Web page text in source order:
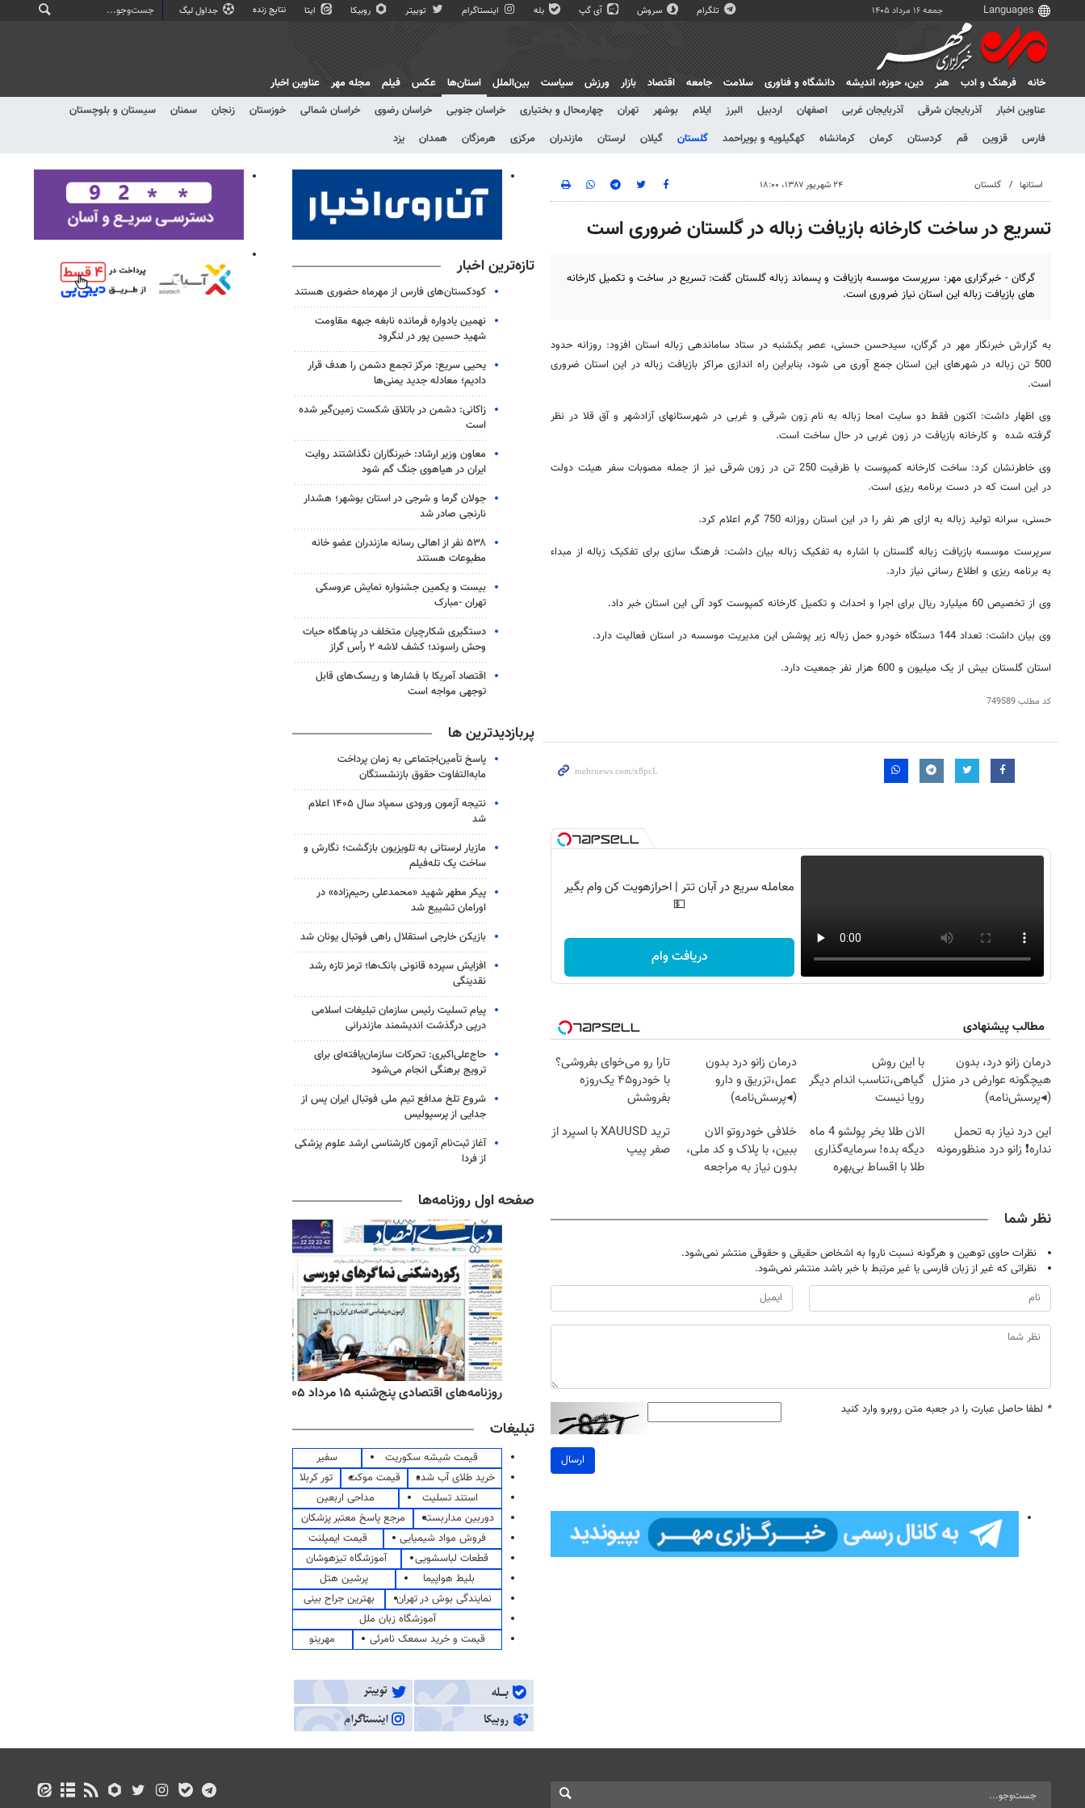
جمعه ۱۶ مرداد ۱۴۰۵ تلگرام سروش آی گپ بله اینستاگرام توییتر روبیکا ایتا نتایج زنده جداول لیگ
خانه فرهنگ و ادب هنر دين، حوزه، انديشه دانشگاه و فناوری سلامت جامعه اقتصاد بازار ورزش سیاست بین‌الملل
استان‌ها
عناوین اخبار
آذربایجان شرقی آذربایجان غربی اصفهان اردبیل البرز ایلام بوشهر تهران چهارمحال و بختیاری خراسان جنوبی خراسان رضوی خراسان شمالی خوزستان زنجان سمنان
سیستان و بلوچستان
فارس
قزوین قم کردستان کرمان کرمانشاه کهگیلویه و بویراحمد گلستان گیلان لرستان مازندران مرکزی هرمزگان همدان یزد
عکس فیلم مجله مهر عناوین اخبار
استانها گلستان ۲۴ شهریور ۱۳۸۷، ۱۸:۰۰
تسریع در ساخت کارخانه بازیافت زباله در گلستان ضروری است
گرگان - خبرگزاری مهر: سرپرست موسسه بازیافت و پسماند زباله گلستان گفت: تسریع در ساخت و تکمیل کارخانه
های بازیافت زباله این استان نیاز ضروری است.
به گزارش خبرنگار مهر در گرگان، سیدحسن حسنی، عصر یکشنبه در ستاد ساماندهی زباله استان افزود: روزانه حدود
500 تن زباله در شهرهای این استان جمع آوری می شود، بنابراین راه اندازی مراکز بازیافت زباله در این استان ضروری
است.
وی اظهار داشت: اکنون فقط دو سایت امحا زباله به نام زون شرقی و غربی در شهرستانهای آزادشهر و آق قلا در نظر
گرفته شده و کارخانه بازیافت در زون غربی در حال ساخت است.
‌وی خاطرنشان کرد: ساخت کارخانه کمپوست با ظرفیت 250 تن در زون شرقی نیز از جمله مصوبات سفر هیئت دولت
در این است که در دست برنامه ریزی است.
حسنی، سرانه تولید زباله به ازای هر نفر را در این استان روزانه 750 گرم اعلام کرد.
سرپرست موسسه بازیافت زباله گلستان با اشاره به تفکیک زباله بیان داشت: فرهنگ سازی برای تفکیک زباله از مبداء
به برنامه ریزی و اطلاع رسانی نیاز دارد.
وی از تخصیص 60 میلیارد ریال برای اجرا و احداث و تکمیل کارخانه کمپوست کود آلی این استان خبر داد.
وی بیان داشت: تعداد 144 دستگاه خودرو حمل زباله زیر پوشش این مدیریت موسسه در استان فعالیت دارد.
‌استان گلستان بیش از یک میلیون و 600 هزار نفر جمعیت دارد.
کد مطلب749589
معامله سریع در آبان تتر | احرازهویت کن وام بگیر
💵
دریافت وام
مطالب پیشنهادی
درمان زانو درد، بدون
هیچگونه عوارض در منزل
(◂پرسش‌نامه)
با این روش
گیاهی،تناسب اندام دیگر
رویا نیست
درمان زانو درد بدون
عمل،تزریق و دارو
(◂پرسش‌نامه)
تارا رو می‌خوای بفروشی؟
با خودرو۴۵ یک‌روزه
بفروشش
این درد نیاز به تحمل
نداره❗ زانو درد منظورمونه
الان طلا بخر پولشو 4 ماه
دیگه بده! سرمایه‌گذاری
طلا با اقساط بی‌بهره
خلافی خودروتو الان
ببین، با پلاک و کد ملی،
بدون نیاز به مراجعه
ترید XAUUSD با اسپرد از
صفر پیپ
نظر شما
نظرات حاوی توهین و هرگونه نسبت ناروا به اشخاص حقیقی و حقوقی منتشر نمی‌شود.
نظراتی که غیر از زبان فارسی یا غیر مرتبط با خبر باشد منتشر نمی‌شود.
* لطفا حاصل عبارت را در جعبه متن روبرو وارد کنید
ارسال
تازه‌ترین اخبار
کودکستان‌های فارس از مهرماه حضوری هستند
نهمین یادواره فرمانده نابغه جبهه مقاومت
شهید حسین پور در لنگرود
یحیی سریع: مرکز تجمع دشمن را هدف قرار
دادیم؛ معادله جدید یمنی‌ها
زاکانی: دشمن در باتلاق شکست زمین‌گیر شده
است
معاون وزیر ارشاد: خبرنگاران نگذاشتند روایت
ایران در هیاهوی جنگ گم شود
جولان گرما و شرجی در استان بوشهر؛ هشدار
نارنجی صادر شد
۵۳۸ نفر از اهالی رسانه مازندران عضو خانه
مطبوعات هستند
بیست و یکمین جشنواره نمایش عروسکی
تهران -مبارک
دستگیری شکارچیان متخلف در پناهگاه حیات
وحش راسوند؛ کشف لاشه ۲ رأس گراز
اقتصاد آمریکا با فشارها و ریسک‌های قابل
توجهی مواجه است
پربازدیدترین ها
پاسخ تأمین‌اجتماعی به زمان پرداخت
مابه‌التفاوت حقوق بازنشستگان
نتیجه آزمون ورودی سمپاد سال ۱۴۰۵ اعلام
شد
مازیار لرستانی به تلویزیون بازگشت؛ نگارش و
ساخت یک تله‌فیلم
پیکر مطهر شهید «محمدعلی رحیم‌زاده» در
اورامان تشییع شد
بازیکن خارجی استقلال راهی فوتبال یونان شد
افزایش سپرده قانونی بانک‌ها؛ ترمز تازه رشد
نقدینگی
پیام تسلیت رئیس سازمان تبلیغات اسلامی
درپی درگذشت اندیشمند مازندرانی
حاج‌علی‌اکبری: تحرکات سازمان‌یافته‌ای برای
ترویج برهنگی انجام می‌شود
شروع تلخ مدافع تیم ملی فوتبال ایران پس از
جدایی از پرسپولیس
آغاز ثبت‌نام‌ آزمون کارشناسی ارشد علوم پزشکی
از فردا
صفحه اول روزنامه‌ها
روزنامه‌های صبح پنج‌شنبه ۱۵ مرداد ۱۴۰۵ روزنامه‌های ورزشی پنج‌شنبه ۱۵ مرداد ۱۴۰۵ روزنامه‌های اقتصادی پنج‌شنبه ۱۵ مرداد ۱۴۰۵
تبلیغات
قیمت شیشه سکوریت
سفیر
خرید طلای آب شده
قیمت موکت
تور کربلا
استند تسلیت
مداحی اربعین
دوربین مداربسته
مرجع پاسخ معتبر پزشکان
فروش مواد شیمیایی
قیمت ایمپلنت
قطعات لباسشویی
آموزشگاه تیزهوشان
بلیط هواپیما
پرشین هتل
نمایندگی بوش در تهران
بهترین جراح بینی
آموزشگاه زبان ملل
قیمت و خرید سمعک نامرئی
مهرینو